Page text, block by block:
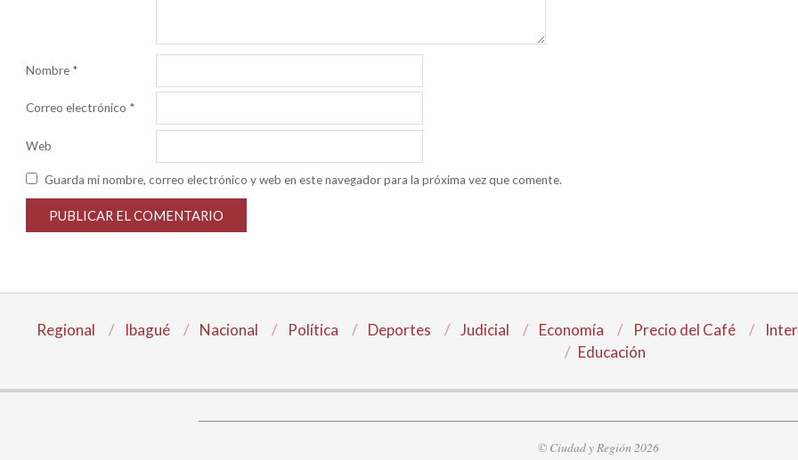
Nombre *
Correo electrónico *
Web
Guarda mi nombre, correo electrónico y web en este navegador para la próxima vez que comente.
Regional Ibagué Nacional Política Deportes Judicial Economía Precio del Café
Educación
© Ciudad y Región 2026